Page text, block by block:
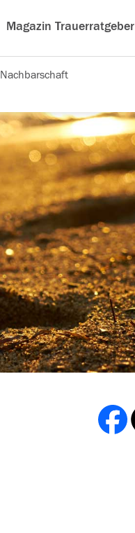
Magazin Trauerratgeber
Nachbarschaft